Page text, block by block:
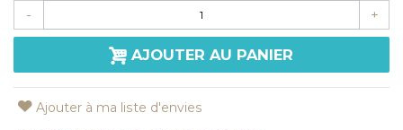
- +
AJOUTER AU PANIER
Ajouter à ma liste d'envies